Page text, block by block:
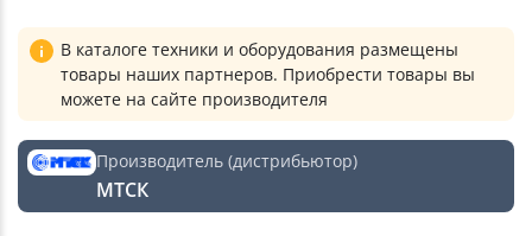
В каталоге техники и оборудования размещены
товары наших партнеров. Приобрести товары вы
можете на сайте производителя
Производитель (дистрибьютор)
МТСК